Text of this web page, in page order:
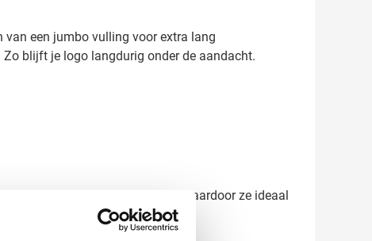
een jumbo vulling voor extra lang
blijft je logo langdurig onder de aandacht.
van 1000 stuks per kleur, waardoor ze ideaal